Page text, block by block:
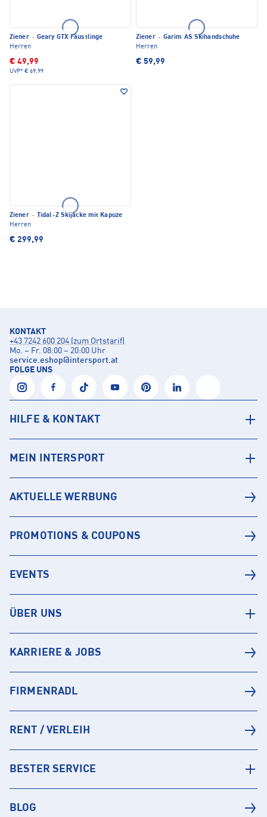
Ziener · Geary GTX Fäustlinge
Herren
€ 49,99
UVP* € 69,99
Ziener · Garim AS Skihandschuhe
Herren
€ 59,99
Ziener ·
Tidal-Z Skijacke mit Kapuze
Herren
€ 299,99
KONTAKT
+43 7242 600 204 (zum Ortstarif)
Mo. – Fr. 08:00 – 20:00 Uhr
service.eshop@intersport.at
FOLGE UNS
HILFE & KONTAKT
MEIN INTERSPORT
AKTUELLE WERBUNG
PROMOTIONS & COUPONS
EVENTS
ÜBER UNS
KARRIERE & JOBS
FIRMENRADL
RENT / VERLEIH
BESTER SERVICE
BLOG